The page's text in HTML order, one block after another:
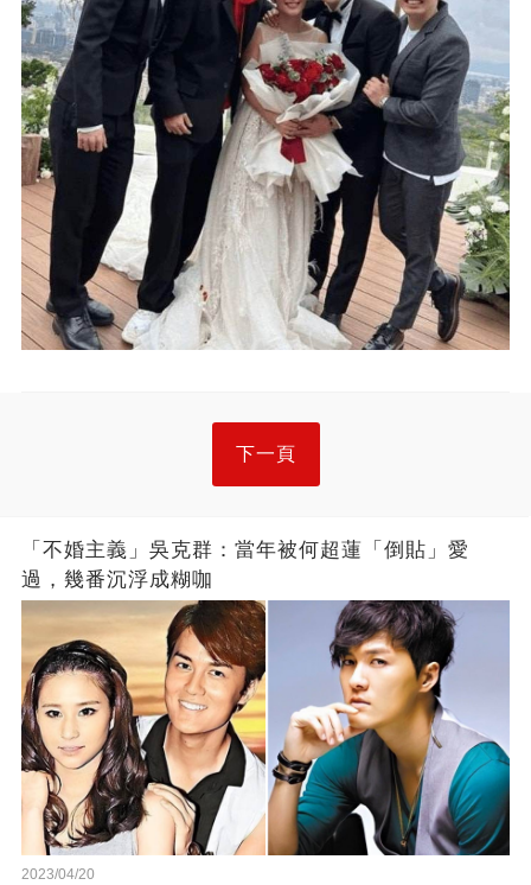
下一頁
「不婚主義」吳克群：當年被何超蓮「倒貼」愛
過，幾番沉浮成糊咖
2023/04/20